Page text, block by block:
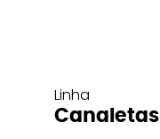
Linha
Canaletas